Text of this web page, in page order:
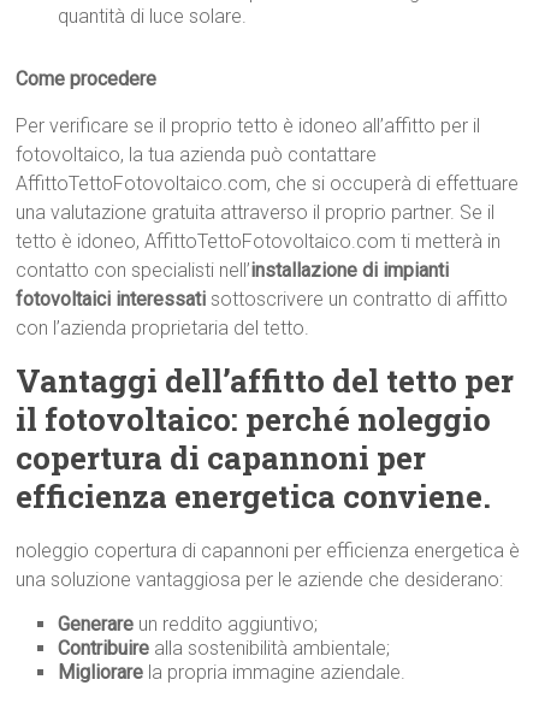
quantità di luce solare.
Come procedere
Per verificare se il proprio tetto è idoneo all’affitto per il
fotovoltaico, la tua azienda può contattare
AffittoTettoFotovoltaico.com, che si occuperà di effettuare
una valutazione gratuita attraverso il proprio partner. Se il
tetto è idoneo, AffittoTettoFotovoltaico.com ti metterà in
contatto con specialisti nell’installazione di impianti
fotovoltaici interessati sottoscrivere un contratto di affitto
con l’azienda proprietaria del tetto.
Vantaggi dell’affitto del tetto per
il fotovoltaico: perché noleggio
copertura di capannoni per
efficienza energetica conviene.
noleggio copertura di capannoni per efficienza energetica è
una soluzione vantaggiosa per le aziende che desiderano:
Generare un reddito aggiuntivo;
Contribuire alla sostenibilità ambientale;
Migliorare la propria immagine aziendale.